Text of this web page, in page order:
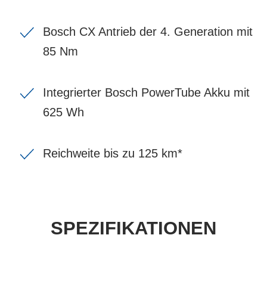
Bosch CX Antrieb der 4. Generation mit
85 Nm
Integrierter Bosch PowerTube Akku mit
625 Wh
Reichweite bis zu 125 km*
SPEZIFIKATIONEN